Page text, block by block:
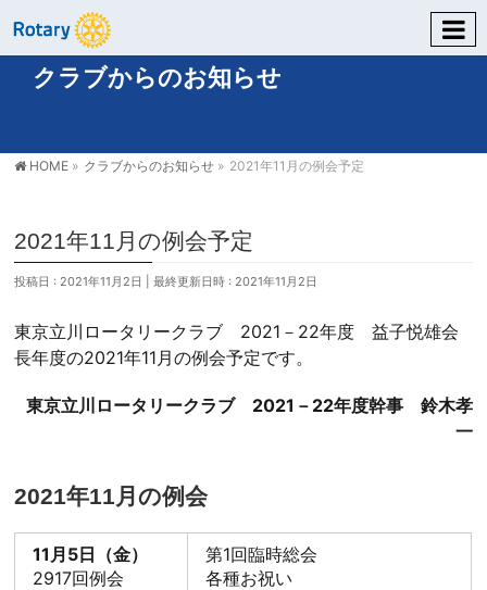
クラブからのお知らせ
HOME » クラブからのお知らせ » 2021年11月の例会予定
2021年11月の例会予定
投稿日 : 2021年11月2日 最終更新日時 : 2021年11月2日
東京立川ロータリークラブ 2021－22年度 益子悦雄会
長年度の2021年11月の例会予定です。
東京立川ロータリークラブ 2021－22年度幹事 鈴木孝
一
2021年11月の例会
11月5日（金）
2917回例会
第1回臨時総会
各種お祝い